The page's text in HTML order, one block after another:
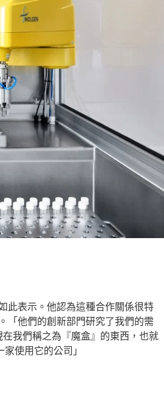
此表示。他認為這種合作關係很特
「他們的創新部門研究了我們的需
我們稱之為『魔盒』的東西，也就
使用它的公司」